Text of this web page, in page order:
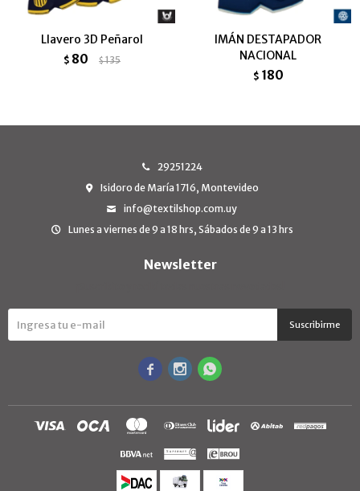
Llavero 3D Peñarol
$ 80 $135
IMÁN DESTAPADOR
NACIONAL
$ 180
29251224
Isidoro de María 1716, Montevideo
info@textilshop.com.uy
Lunes a viernes de 9 a 18 hrs, Sábados de 9 a 13 hrs
Newsletter
Suscribirme
  